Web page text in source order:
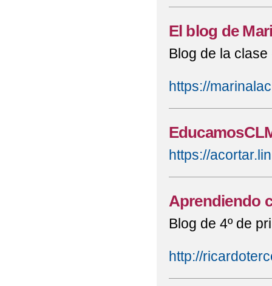
El blog de
Blog de la clase
https://
https://
Aprendiendo
Blog de 4º de
http://